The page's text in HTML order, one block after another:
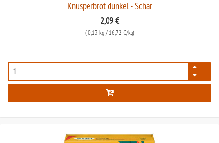
Knusperbrot dunkel - Schär
2,09 €
( 0,13 kg/ 16,72 €/kg)
1899